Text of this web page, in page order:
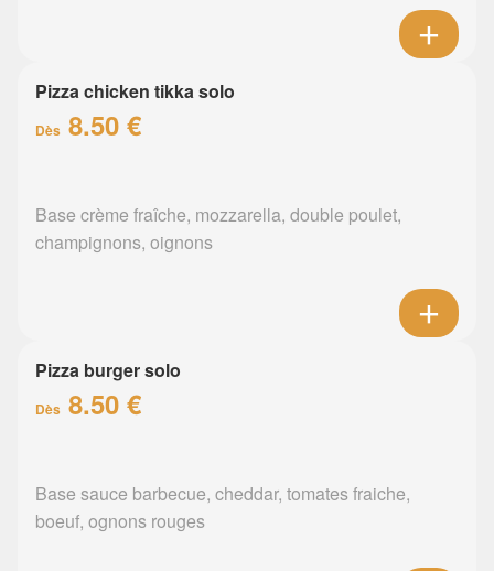
Pizza chicken tikka solo
Dès 8.50 €
Base crème fraîche, mozzarella, double poulet,
champignons, oignons
Pizza burger solo
Dès 8.50 €
Base sauce barbecue, cheddar, tomates fraiche,
boeuf, ognons rouges